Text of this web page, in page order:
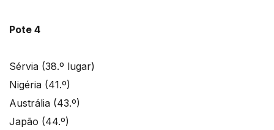
Pote 4
Sérvia (38.º lugar)
Nigéria (41.º)
Austrália (43.º)
Japão (44.º)